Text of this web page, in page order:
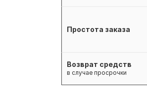
Простота заказа
Возврат средств
в случае просрочки